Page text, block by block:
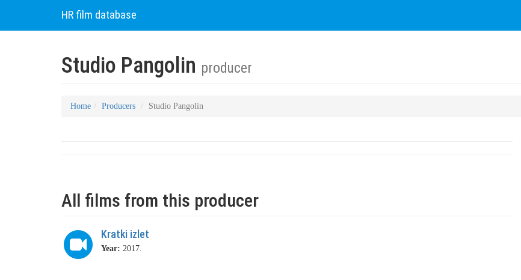
HR film database
Studio Pangolin producer
Home Producers Studio Pangolin
All films from this producer
Kratki izlet
Year: 2017.